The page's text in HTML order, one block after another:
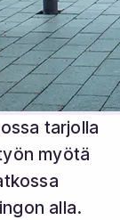
tarjolla
myötä
alla.